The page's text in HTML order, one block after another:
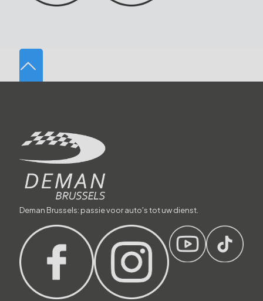
Deman Brussels: passie voor auto's tot uw dienst.